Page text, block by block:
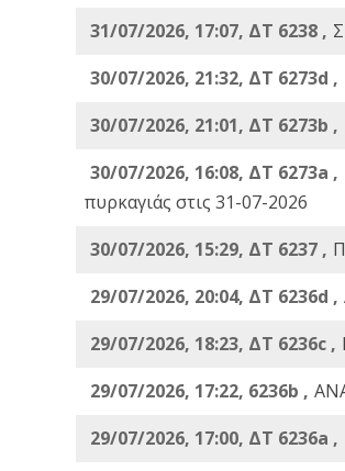
31/07/2026, 17:07, ΔΤ 6238 ,
30/07/2026, 21:32, ΔΤ 6273d ,
30/07/2026, 21:01, ΔΤ 6273b ,
30/07/2026, 16:08, ΔΤ 6273a ,
πυρκαγιάς στις 31-07-2026
30/07/2026, 15:29, ΔΤ 6237 ,
29/07/2026, 20:04, ΔΤ 6236d ,
29/07/2026, 18:23, ΔΤ 6236c ,
29/07/2026, 17:22, 6236b ,
29/07/2026, 17:00, ΔΤ 6236a ,